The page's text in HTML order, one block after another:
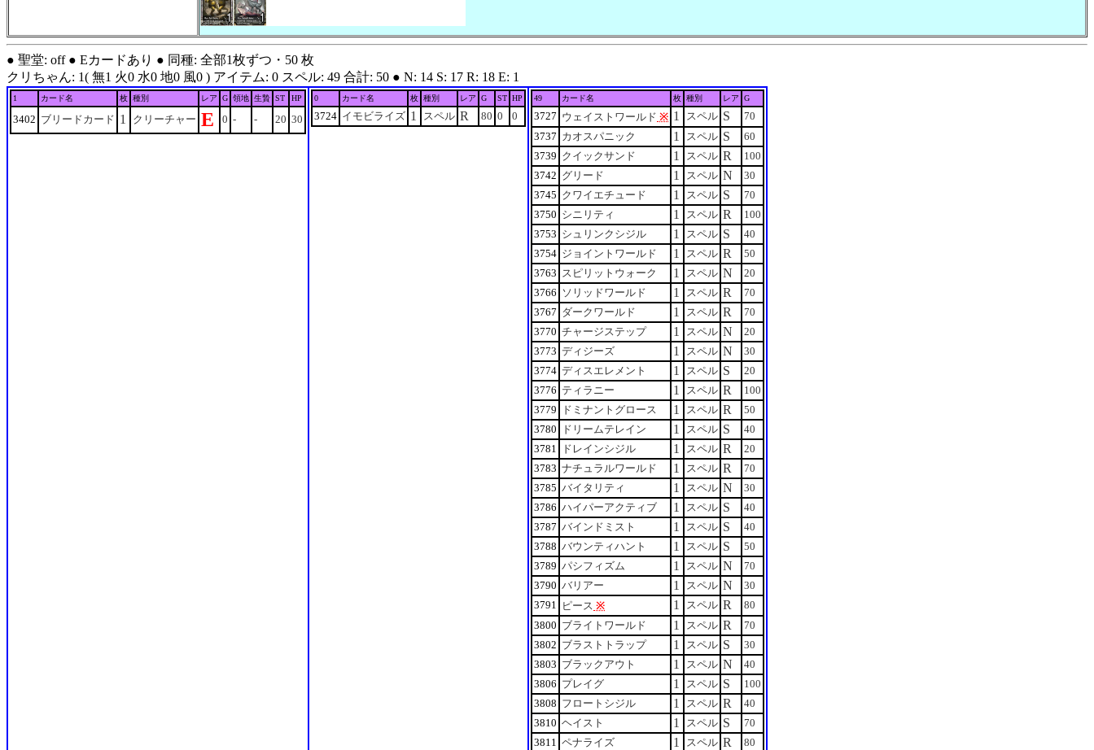
● 聖堂: off ● Eカードあり ● 同種: 全部1枚ずつ・50 枚
クリちゃん: 1( 無1 火0 水0 地0 風0 ) アイテム: 0 スペル: 49 合計: 50 ● N: 14 S: 17 R: 18 E: 1
1 カード名 枚 種別 レア G 領地 生贄 ST HP
3402 ブリードカード 1 クリーチャー E 0 - - 20 30
0 カード名 枚 種別 レア G ST HP
3724 イモビライズ 1 スペル R 80 0 0
49 カード名 枚 種別 レア G
3727 ウェイストワールド ※ 1 スペル S
70
3737 カオスパニック 1 スペル S
60
3739 クイックサンド 1 スペル R
100
3742 グリード 1 スペル N
30
3745 クワイエチュード 1 スペル S
70
3750 シニリティ 1 スペル R
100
3753 シュリンクシジル 1 スペル S
40
3754 ジョイントワールド 1 スペル R
50
3763 スピリットウォーク 1 スペル N
20
3766 ソリッドワールド 1 スペル R
70
3767 ダークワールド 1 スペル R
70
3770 チャージステップ 1 スペル N
20
3773 ディジーズ 1 スペル N
30
3774 ディスエレメント 1 スペル S
20
3776 ティラニー 1 スペル R
100
3779
ドミナントグロース 1 スペル R
50
3780
ドリームテレイン 1 スペル S
40
3781
ドレインシジル 1 スペル R
20
3783 ナチュラルワールド 1 スペル R
70
3785 バイタリティ 1 スペル N
30
3786 ハイパーアクティブ 1 スペル S
40
3787 バインドミスト 1 スペル S
40
3788 バウンティハント 1 スペル S
50
3789 パシフィズム 1 スペル N
70
3790 バリアー 1 スペル N
30
3791 ピース ※ 1 スペル R
80
3800 ブライトワールド 1 スペル R
70
3802 ブラストトラップ 1 スペル S
30
3803 ブラックアウト 1 スペル N
40
3806 プレイグ 1 スペル S
100
3808 フロートシジル 1 スペル R
40
3810 ヘイスト 1 スペル S
70
3811 ペナライズ 1 スペル R
80